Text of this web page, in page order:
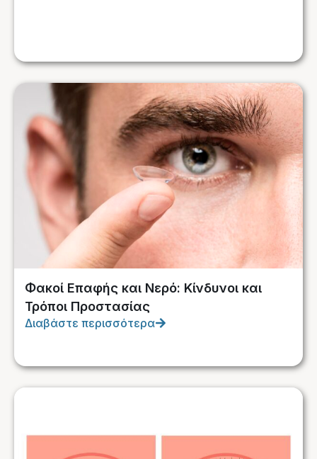
Φακοί Επαφής και Νερό: Κίνδυνοι και
Τρόποι Προστασίας
Διαβάστε περισσότερα